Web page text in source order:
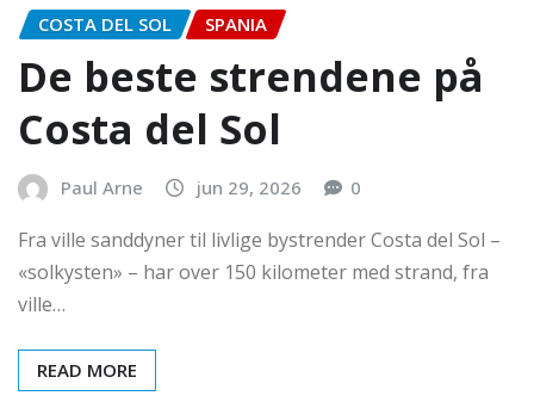
COSTA DEL SOL SPANIA
De beste strendene på
Costa del Sol
Paul Arne jun 29, 2026 0
Fra ville sanddyner til livlige bystrender Costa del Sol –
«solkysten» – har over 150 kilometer med strand, fra
ville…
READ MORE